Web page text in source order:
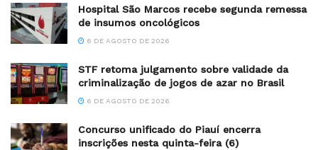
Hospital São Marcos recebe segunda remessa
de insumos oncológicos
6 DE AGOSTO DE 2026
STF retoma julgamento sobre validade da
criminalização de jogos de azar no Brasil
6 DE AGOSTO DE 2026
Concurso unificado do Piauí encerra
inscrições nesta quinta-feira (6)